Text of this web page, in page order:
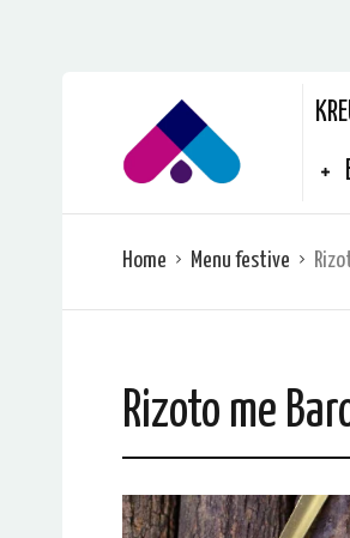
Home Menu festive
Rizoto me